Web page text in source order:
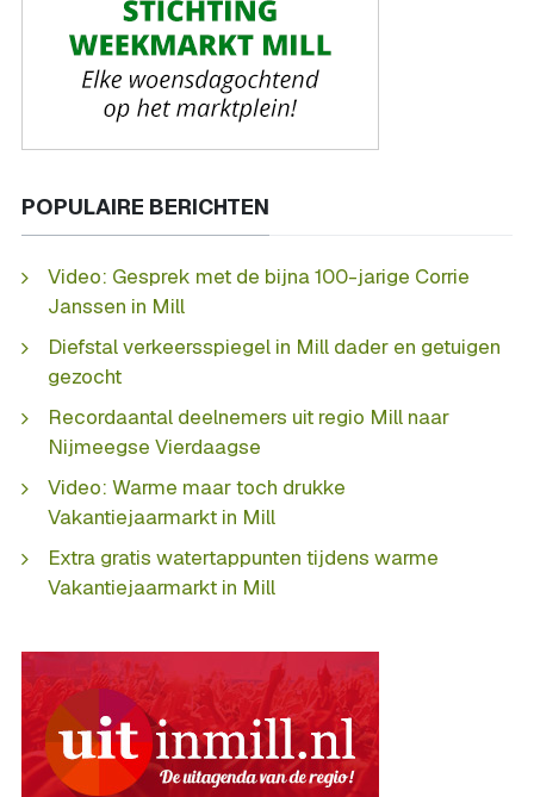
POPULAIRE BERICHTEN
Video: Gesprek met de bijna 100-jarige Corrie
Janssen in Mill
Diefstal verkeersspiegel in Mill dader en getuigen
gezocht
Recordaantal deelnemers uit regio Mill naar
Nijmeegse Vierdaagse
Video: Warme maar toch drukke
Vakantiejaarmarkt in Mill
Extra gratis watertappunten tijdens warme
Vakantiejaarmarkt in Mill